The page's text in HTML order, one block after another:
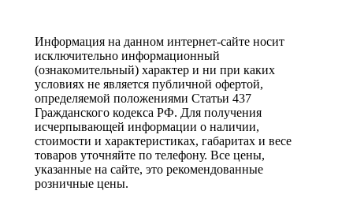
Информация на данном интернет-сайте носит
исключительно информационный
(ознакомительный) характер и ни при каких
условиях не является публичной офертой,
определяемой положениями Статьи 437
Гражданского кодекса РФ. Для получения
исчерпывающей информации о наличии,
стоимости и характеристиках, габаритах и весе
товаров уточняйте по телефону. Все цены,
указанные на сайте, это рекомендованные
розничные цены.